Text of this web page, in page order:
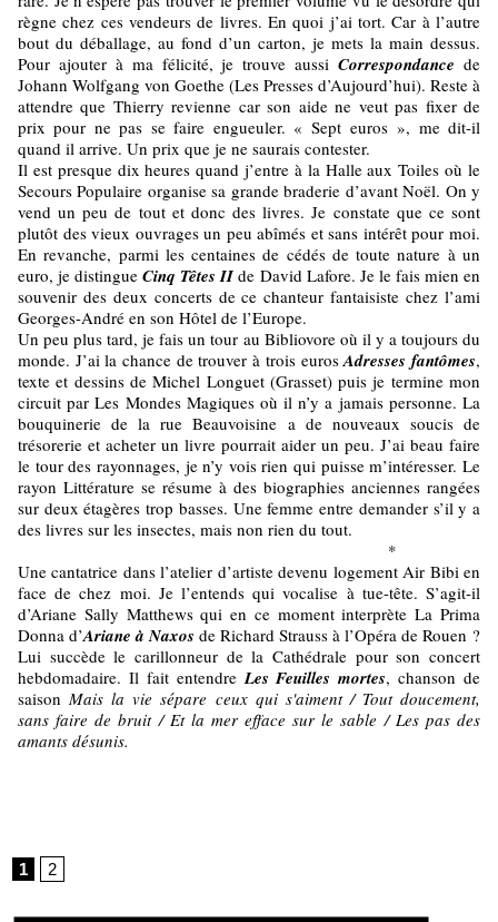
règne chez ces vendeurs de livres. En quoi j’ai tort. Car à l’autre
bout du déballage, au fond d’un carton, je mets la main dessus.
Pour ajouter à ma félicité, je trouve aussiCorrespondance de
Johann Wolfgang von Goethe (Les Presses d’Aujourd’hui). Reste à
attendre que Thierry revienne car son aide ne veut pas fixer de
prix pour ne pas se faire engueuler. « Sept euros », me dit-il
quand il arrive. Un prix que je ne saurais contester.
Il est presque dix heures quand j’entre à la Halle aux Toiles où le
Secours Populaire organise sa grande braderie d’avant Noël. On y
vend un peu de tout et donc des livres. Je constate que ce sont
plutôt des vieux ouvrages un peu abîmés et sans intérêt pour moi.
En revanche, parmi les centaines de cédés de toute nature à un
euro, je distingueCinq Têtes II de David Lafore. Je le fais mien en
souvenir des deux concerts de ce chanteur fantaisiste chez l’ami
Georges-André en son Hôtel de l’Europe.
Un peu plus tard, je fais un tour au Bibliovore où il y a toujours du
monde. J’ai la chance de trouver à trois eurosAdresses fantômes,
texte et dessins de Michel Longuet (Grasset) puis je termine mon
circuit par Les Mondes Magiques où il n’y a jamais personne. La
bouquinerie de la rue Beauvoisine a de nouveaux soucis de
trésorerie et acheter un livre pourrait aider un peu. J’ai beau faire
le tour des rayonnages, je n’y vois rien qui puisse m’intéresser. Le
rayon Littérature se résume à des biographies anciennes rangées
sur deux étagères trop basses. Une femme entre demander s’il y a
des livres sur les insectes, mais non rien du tout.
*
Une cantatrice dans l’atelier d’artiste devenu logement Air Bibi en
face de chez moi. Je l’entends qui vocalise à tue-tête. S’agit-il
d’Ariane Sally Matthews qui en ce moment interprète La Prima
Donna d’Ariane à Naxos de Richard Strauss à l’Opéra de Rouen ?
Lui succède le carillonneur de la Cathédrale pour son concert
hebdomadaire. Il fait entendreLes Feuilles mortes, chanson de
saisonMais la vie sépare ceux qui s'aiment / Tout doucement,
sans faire de bruit / Et la mer efface sur le sable / Les pas des
amants désunis.
1 2